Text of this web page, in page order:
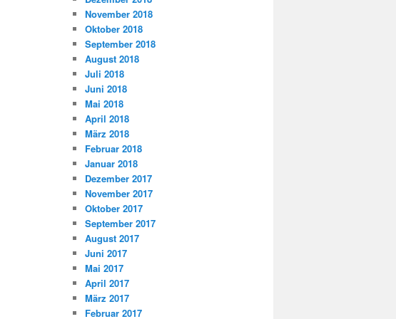
November 2018
Oktober 2018
September 2018
August 2018
Juli 2018
Juni 2018
Mai 2018
April 2018
März 2018
Februar 2018
Januar 2018
Dezember 2017
November 2017
Oktober 2017
September 2017
August 2017
Juni 2017
Mai 2017
April 2017
März 2017
Februar 2017